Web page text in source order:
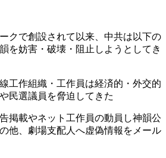
クで創設されて以来、中共は以下の
を妨害・破壊・阻止しようとしてき
工作組織・工作員は経済的・外交的
民選議員を脅迫してきた
掲載やネット工作員の動員し神韻公
他、劇場支配人へ虚偽情報をメール